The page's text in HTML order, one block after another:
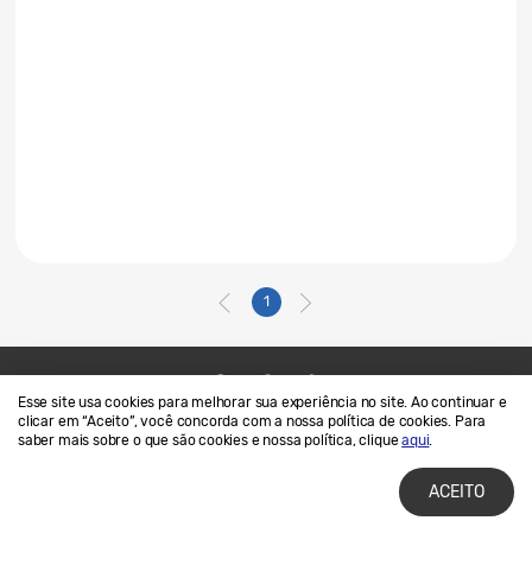
Esse site usa cookies para melhorar sua experiência no site. Ao continuar e
clicar em “Aceito”, você concorda com a nossa política de cookies. Para
saber mais sobre o que são cookies e nossa política, cliqueaqui.
ACEITO
1
Contato
SAMSUNG.COM
Termos de Uso
Privacidade e Cookies